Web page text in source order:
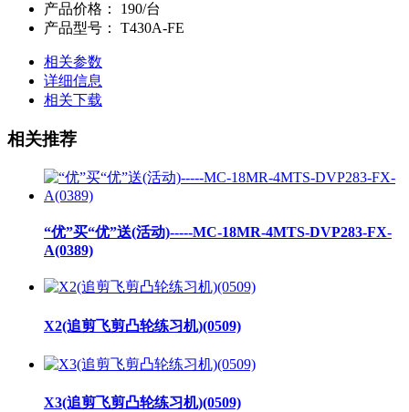
产品价格：
190/台
产品型号：
T430A-FE
相关参数
详细信息
相关下载
相关推荐
“优”买“优”送(活动)-----MC-18MR-4MTS-DVP283-FX-
A(0389)
X2(追剪飞剪凸轮练习机)(0509)
X3(追剪飞剪凸轮练习机)(0509)